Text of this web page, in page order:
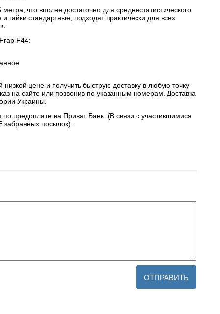
что вполне достаточно для среднестатистического
гайки стандартные, подходят практически для всех
F44:
цене и получить быструю доставку в любую точку
на сайте или позвонив по указанным номерам. Доставка
Украины.
предоплате на Приват Банк. (В связи с участившимися
забранных посылок).
ОТПРАВИТЬ